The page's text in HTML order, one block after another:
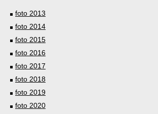
foto 2013
foto 2014
foto 2015
foto 2016
foto 2017
foto 2018
foto 2019
foto 2020